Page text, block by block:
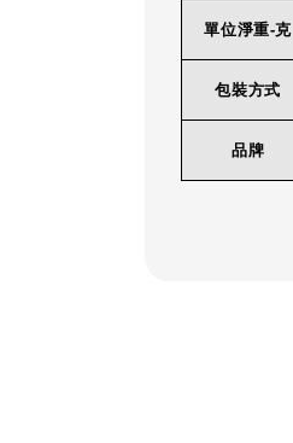
單位淨重-克
包裝方式
品牌